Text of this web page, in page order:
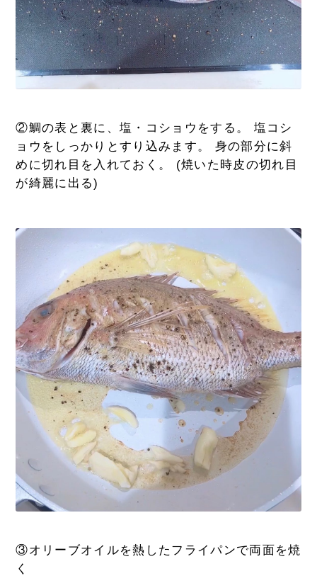
②鯛の表と裏に、塩・コショウをする。 塩コシ
ョウをしっかりとすり込みます。 身の部分に斜
めに切れ目を入れておく。 (焼いた時皮の切れ目
が綺麗に出る)
③オリーブオイルを熱したフライパンで両面を焼
く